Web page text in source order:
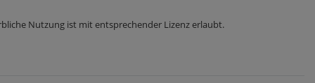
Nutzung ist mit entsprechender Lizenz erlaubt.